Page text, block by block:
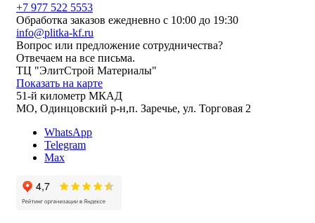
+7 977 522 5553
Обработка заказов ежедневно с 10:00 до 19:30
info@plitka-kf.ru
Вопрос или предложение сотрудничества?
Отвечаем на все письма.
ТЦ "ЭлитСтрой Материалы"
Показать на карте
51-й километр МКАД
МО, Одинцовский р-н,п. Заречье, ул. Торговая 2
WhatsApp
Telegram
Max